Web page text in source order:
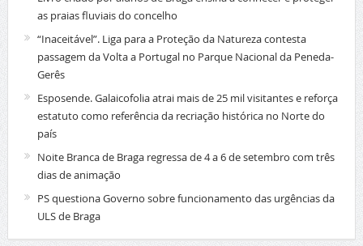
as praias fluviais do concelho
“Inaceitável”. Liga para a Proteção da Natureza contesta
passagem da Volta a Portugal no Parque Nacional da Peneda-
Gerês
Esposende. Galaicofolia atrai mais de 25 mil visitantes e reforça
estatuto como referência da recriação histórica no Norte do
país
Noite Branca de Braga regressa de 4 a 6 de setembro com três
dias de animação
PS questiona Governo sobre funcionamento das urgências da
ULS de Braga